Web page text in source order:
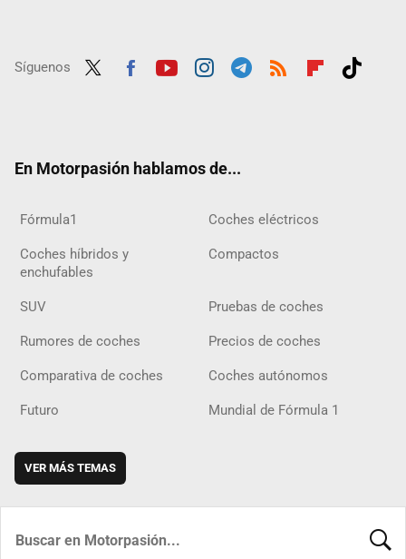
Síguenos
En Motorpasión hablamos de...
Fórmula1 Coches eléctricos
Coches híbridos y
enchufables
Compactos
SUV Pruebas de coches
Rumores de coches Precios de coches
Comparativa de coches Coches autónomos
Futuro Mundial de Fórmula 1
VER MÁS TEMAS